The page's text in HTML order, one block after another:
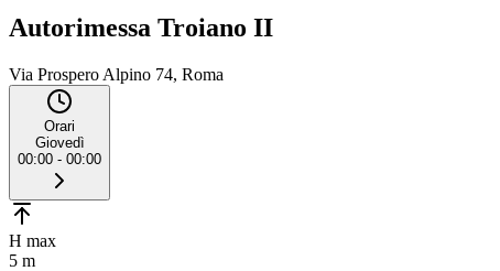
Autorimessa Troiano II
Via Prospero Alpino 74, Roma
Orari
Giovedì
00:00 - 00:00
H max
5 m